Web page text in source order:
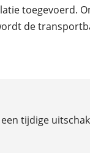
toegevoerd.
de
tijdige